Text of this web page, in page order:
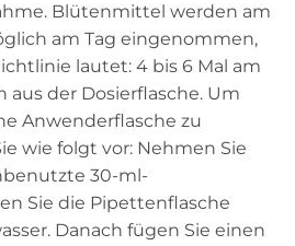
Blütenmittel werden am
am Tag eingenommen,
lautet: 4 bis 6 Mal am
aus der Dosierflasche. Um
Anwenderflasche zu
wie folgt vor: Nehmen Sie
30-ml-
Sie die Pipettenflasche
Danach fügen Sie einen